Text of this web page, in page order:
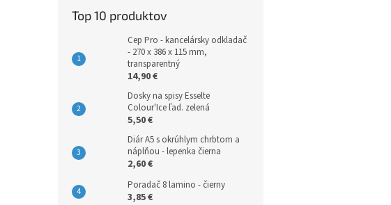
Top 10 produktov
Cep Pro - kancelársky odkladač
- 270 x 386 x 115 mm,
transparentný
14,90 €
Dosky na spisy Esselte
Colour'Ice ľad. zelená
5,50 €
Diár A5 s okrúhlym chrbtom a
náplňou - lepenka čierna
2,60 €
Poradač 8 lamino - čierny
3,85 €